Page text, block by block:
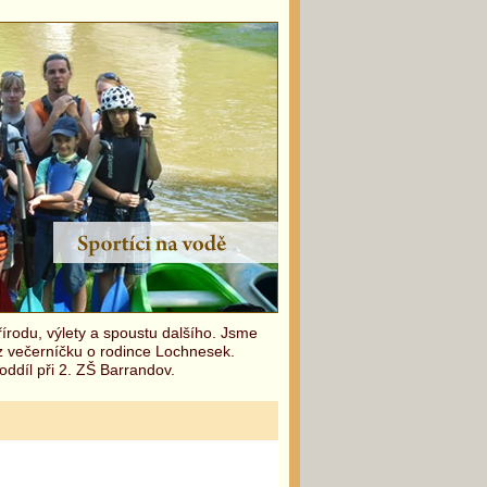
výlety a spoustu dalšího. Jsme
o rodince Lochnesek.
při 2. ZŠ Barrandov.